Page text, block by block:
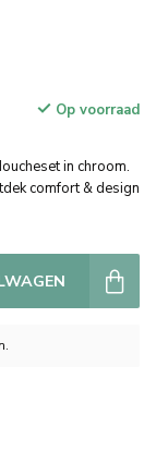
Op voorraad
in chroom.
comfort & design